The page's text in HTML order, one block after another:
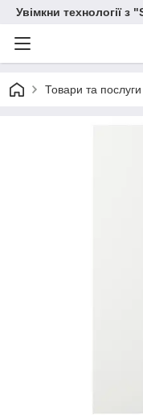
Увімкни технології з
Товари та послуги